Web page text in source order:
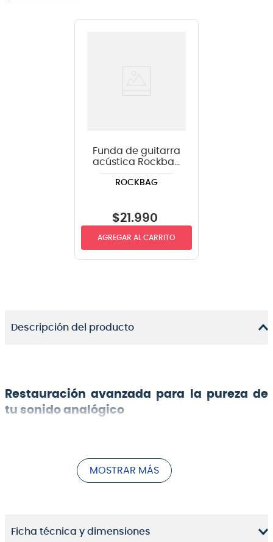
Funda de guitarra
acústica Rockbag
negro
ROCKBAG
$21 .990
AGREGAR AL CARRITO
Descripción del producto
Restauración avanzada para la pureza de
tu sonido analógico
MOSTRAR MÁS
Ficha técnica y dimensiones